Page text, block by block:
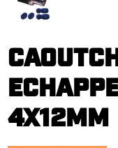
4X12MM